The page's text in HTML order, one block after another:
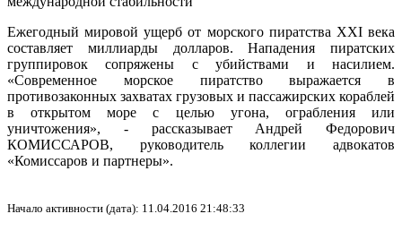
Ежегодный мировой ущерб от морского пиратства XXI века
составляет миллиарды долларов. Нападения пиратских
группировок сопряжены с убийствами и насилием.
«Современное морское пиратство выражается в
противозаконных захватах грузовых и пассажирских кораблей
в открытом море с целью угона, ограбления или
уничтожения», - рассказывает Андрей Федорович
КОМИССАРОВ, руководитель коллегии адвокатов
«Комиссаров и партнеры».
Начало активности (дата): 11.04.2016 21:48:33